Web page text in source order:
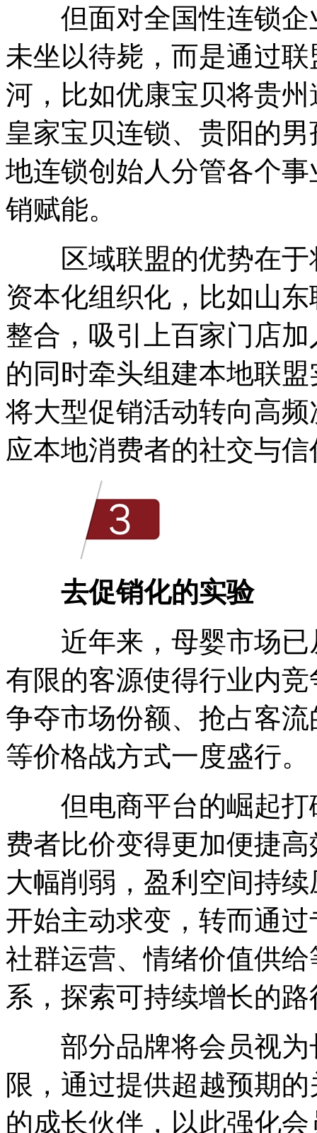
但面对全国性连锁企
未坐以待毙，而是通过
河，比如优康宝贝将贵
皇家宝贝连锁、贵阳的
地连锁创始人分管各个
销赋能。
区域联盟的优势在于
资本化组织化，比如山
整合，吸引上百家门店
的同时牵头组建本地联
将大型促销活动转向高
应本地消费者的社交与
去促销化的实验
近年来，母婴市场已
有限的客源使得行业内
争夺市场份额、抢占客
等价格战方式一度盛行。
但电商平台的崛起打
费者比价变得更加便捷
大幅削弱，盈利空间持
开始主动求变，转而通
社群运营、情绪价值供
系，探索可持续增长的路
部分品牌将会员视为
限，通过提供超越预期
的成长伙伴，以此强化